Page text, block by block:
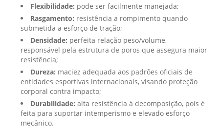
Flexibilidade: pode ser facilmente manejada;
Rasgamento: resistência a rompimento quando
submetida a esforço de tração;
Densidade: perfeita relação peso/volume,
responsável pela estrutura de poros que assegura maior
resistência;
Dureza: maciez adequada aos padrões oficiais de
entidades esportivas internacionais, visando proteção
corporal contra impacto;
Durabilidade: alta resistência à decomposição, pois é
feita para suportar intemperismo e elevado esforço
mecânico.